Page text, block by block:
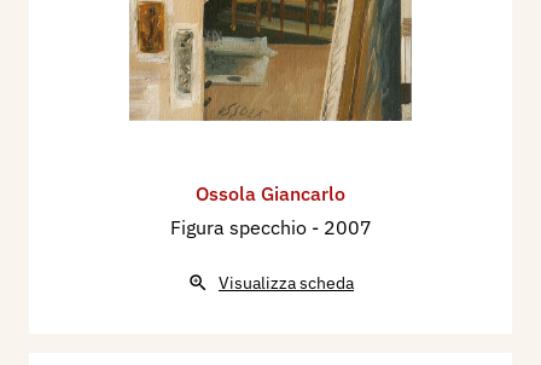
Ossola Giancarlo
Figura specchio - 2007
Visualizza scheda